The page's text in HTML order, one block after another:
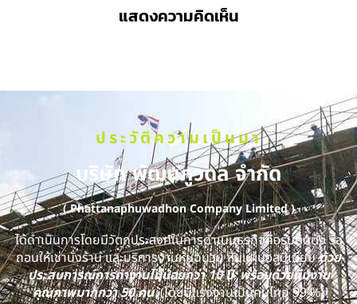
แสดงความคิดเห็น
ประวัติความเป็นมา
บริษัท พัฒนภูวดล จำกัด
( Phattanaphuwadhon Company Limited )
ได้ดำเนินการโดยมีวัตถุประสงค์ในการดำเนินธุรกิจคือรับติดตั้ง รื้อ
ถอนให้เช่านั่งร้าน และบริการงานหุ้มฉนวน หุ้มแผ่นอลูมิเนียมด้วย
ประสบการณ์การทำงานไม่น้อยกว่า 10 ปี พร้อมด้วยทีมงาน
คุณภาพมากกว่า 50 คน(โดยมีแรงงานเป็นคนไทย 99 %)